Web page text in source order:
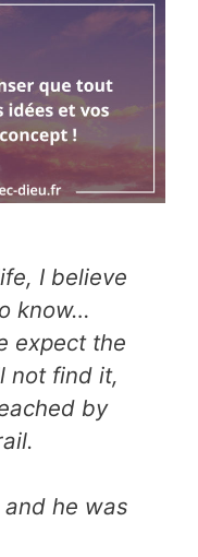
I believe
know…
expect the
not find it,
by
he was